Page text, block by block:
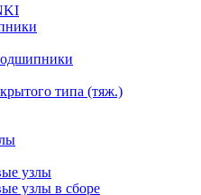
типа (тяж.)
узлы
узлы в сборе